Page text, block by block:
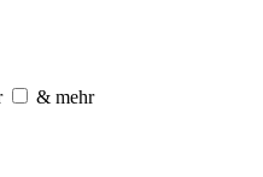
& mehr